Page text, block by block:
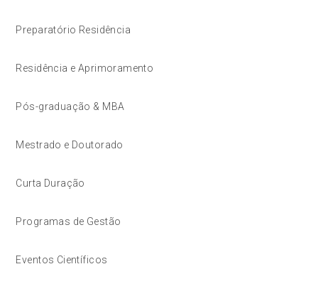
Preparatório Residência
Residência e Aprimoramento
Pós-graduação & MBA
Mestrado e Doutorado
Curta Duração
Programas de Gestão
Eventos Científicos